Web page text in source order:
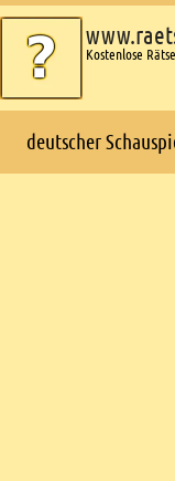
Kostenlose
deutscher